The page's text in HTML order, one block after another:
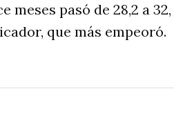
meses pasó de 28,2 a 32,
que más empeoró.